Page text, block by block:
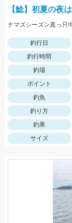
【鯰】初夏の夜
ナマズシーズン真っ只
釣行日
釣行時間
釣場
ポイント
釣魚
釣り方
釣果
サイズ